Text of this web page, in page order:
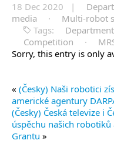
18 Dec 2020 |
media
·
Multi-robot
Tags:
Competition
·
Sorry, this entry is only
« (Česky) Naši robotici
americké agentury
(Česky) Česká televize i
úspěchu našich robotiků
Grantu »